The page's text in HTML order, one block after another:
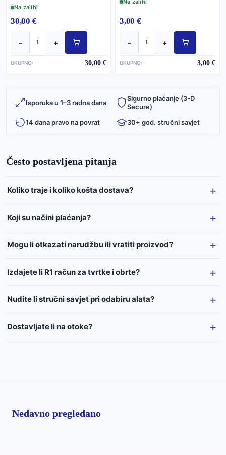
Na zalihi
30,00 €
− +
UKUPNO: 30,00 €
Na zalihi
3,00 €
− +
UKUPNO: 3,00 €
Isporuka u 1–3 radna dana
Sigurno plaćanje (3-D
Secure)
14 dana pravo na povrat
30+ god. stručni savjet
Često postavljena pitanja
Koliko traje i koliko košta dostava?
Koji su načini plaćanja?
Mogu li otkazati narudžbu ili vratiti proizvod?
Izdajete li R1 račun za tvrtke i obrte?
Nudite li stručni savjet pri odabiru alata?
Dostavljate li na otoke?
Nedavno pregledano